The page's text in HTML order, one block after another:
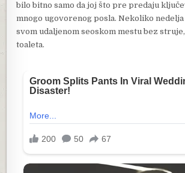
bilo bitno samo da joj što pre predaju
mnogo ugovorenog posla. Nekoliko nedelja
svom udaljenom seoskom mestu bez
toaleta.